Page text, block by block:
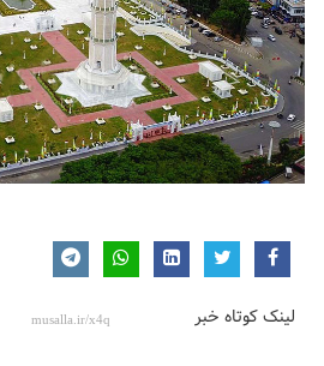
لینک کوتاه خبر